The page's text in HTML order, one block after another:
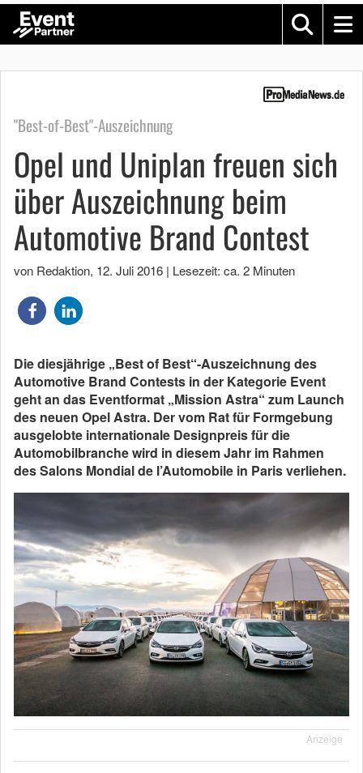
"Best-of-Best"-Auszeichnung
Opel und Uniplan freuen sich
über Auszeichnung beim
Automotive Brand Contest
von Redaktion, 12. Juli 2016 | Lesezeit: ca. 2 Minuten
Die diesjährige „Best of Best“-Auszeichnung des
Automotive Brand Contests in der Kategorie Event
geht an das Eventformat „Mission Astra“ zum Launch
des neuen Opel Astra. Der vom Rat für Formgebung
ausgelobte internationale Designpreis für die
Automobilbranche wird in diesem Jahr im Rahmen
des Salons Mondial de l’Automobile in Paris verliehen.
Anzeige